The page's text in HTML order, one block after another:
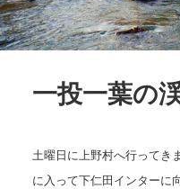
一投一葉の
土曜日に上野村へ行ってき
に入って下仁田インターに